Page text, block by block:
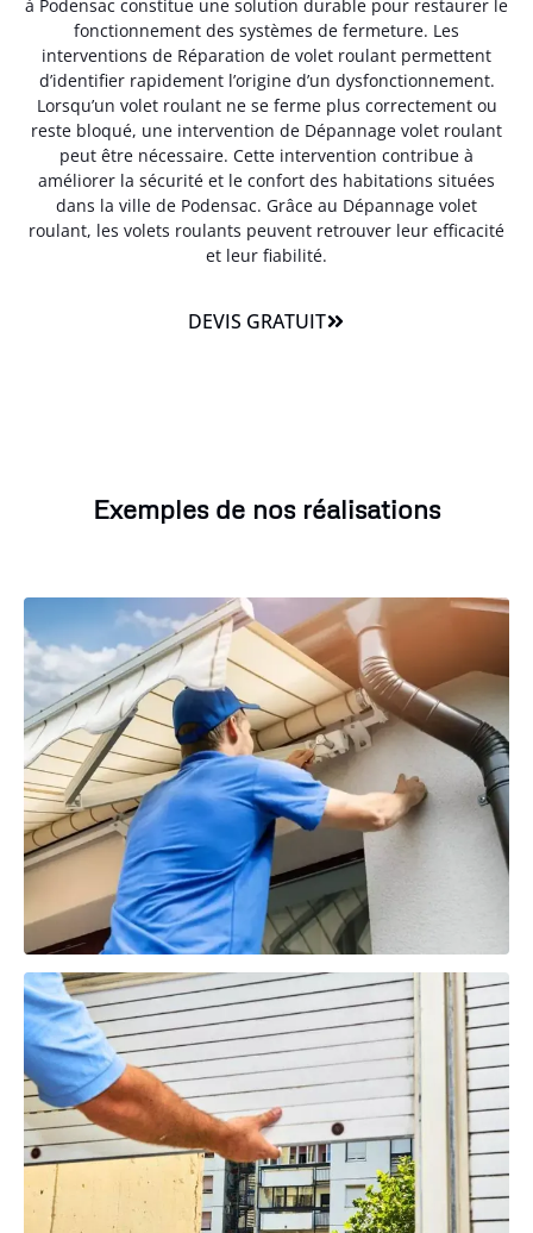
à Podensac constitue une solution durable pour restaurer le
fonctionnement des systèmes de fermeture. Les
interventions de Réparation de volet roulant permettent
d’identifier rapidement l’origine d’un dysfonctionnement.
Lorsqu’un volet roulant ne se ferme plus correctement ou
reste bloqué, une intervention de Dépannage volet roulant
peut être nécessaire. Cette intervention contribue à
améliorer la sécurité et le confort des habitations situées
dans la ville de Podensac. Grâce au Dépannage volet
roulant, les volets roulants peuvent retrouver leur efficacité
et leur fiabilité.
DEVIS GRATUIT
Exemples de nos réalisations